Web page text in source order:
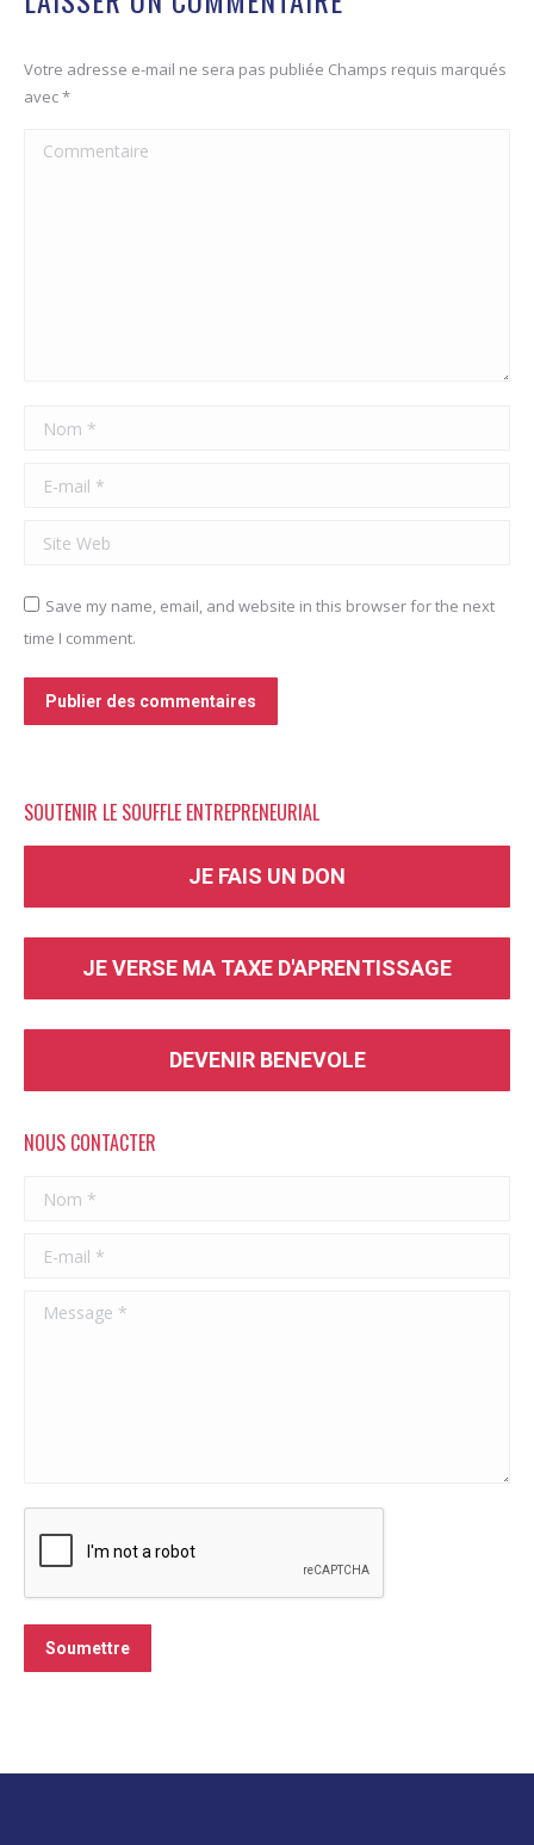
Votre adresse e-mail ne sera pas publiée Champs requis marqués
avec*
Commentaire
Nom *
E-mail *
Site Web
Save my name, email, and website in this browser for the next
time I comment.
Publier des commentaires
SOUTENIR LE SOUFFLE ENTREPRENEURIAL
JE FAIS UN DON
JE VERSE MA TAXE D'APRENTISSAGE
DEVENIR BENEVOLE
NOUS CONTACTER
Nom *
E-mail *
Message *
Soumettre